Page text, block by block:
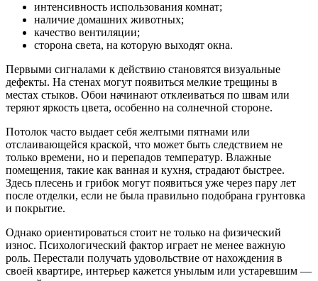
интенсивность использования комнат;
наличие домашних животных;
качество вентиляции;
сторона света, на которую выходят окна.
Первыми сигналами к действию становятся визуальные
дефекты. На стенах могут появиться мелкие трещины в
местах стыков. Обои начинают отклеиваться по швам или
теряют яркость цвета, особенно на солнечной стороне.
Потолок часто выдает себя желтыми пятнами или
отслаивающейся краской, что может быть следствием не
только времени, но и перепадов температур. Влажные
помещения, такие как ванная и кухня, страдают быстрее.
Здесь плесень и грибок могут появиться уже через пару лет
после отделки, если не была правильно подобрана грунтовка
и покрытие.
Однако ориентироваться стоит не только на физический
износ. Психологический фактор играет не менее важную
роль. Перестали получать удовольствие от нахождения в
своей квартире, интерьер кажется унылым или устаревшим —